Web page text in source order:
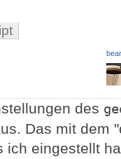
des
Das mit dem
ich eingestellt